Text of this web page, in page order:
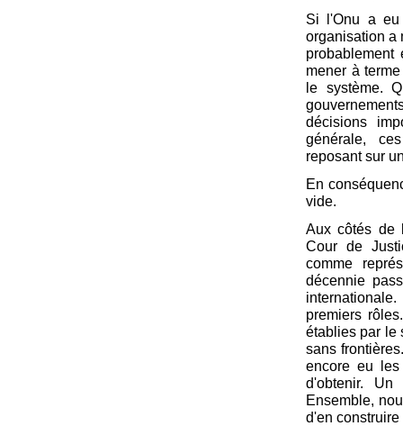
Si l'Onu a eu
organisation a
mener à
le système.
décisions
générale,
reposant sur
En
vide.
Aux côtés de
Cour de
comme
décennie
premiers
établies par le
sans
encore eu
d'obtenir.
Ensemble,
d'en